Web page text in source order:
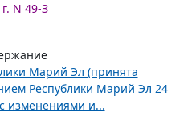
N 49-З
Марий Эл (принята
Республики Марий Эл 24
изменениями и...